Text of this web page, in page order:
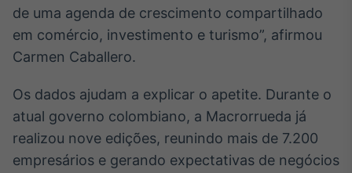
de uma agenda de crescimento compartilhado
em comércio, investimento e turismo”, afirmou
Carmen Caballero.
Os dados ajudam a explicar o apetite. Durante o
atual governo colombiano, a Macrorrueda já
realizou nove edições, reunindo mais de 7.200
empresários e gerando expectativas de negócios